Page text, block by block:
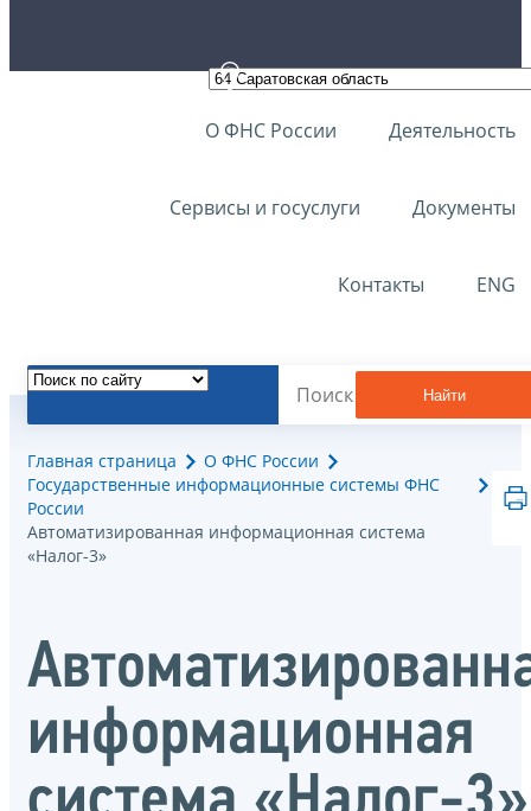
О ФНС России Деятельность
Сервисы и госуслуги Документы
Контакты ENG
Найти
Главная страница
О ФНС России
Государственные информационные системы ФНС
России
Автоматизированная информационная система
«Налог-3»
информационная